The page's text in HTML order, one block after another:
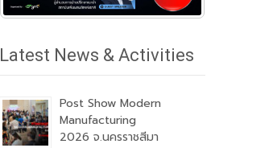
Latest News & Activities
Post Show Modern
Manufacturing
2026 จ.นครราชสีมา